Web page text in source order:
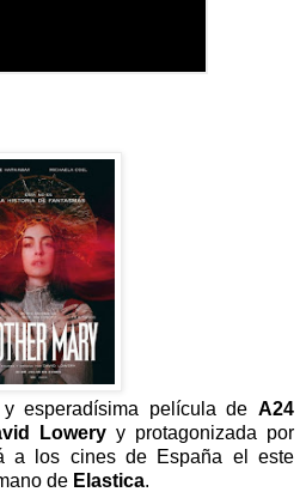
esperadísima película de A24
Lowery y protagonizada por
a los cines de España el este
de Elastica.